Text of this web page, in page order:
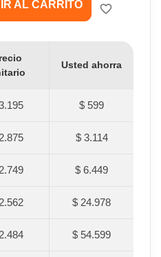
AL CARRITO favorite_border
Usted ahorra
$ 599
$ 3.114
$ 6.449
$ 24.978
$ 54.599